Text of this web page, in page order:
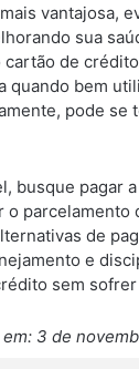
vantajosa,
sua
de
quando bem
pode se
busque pagar
o parcelamento
de
e
sem
3 de